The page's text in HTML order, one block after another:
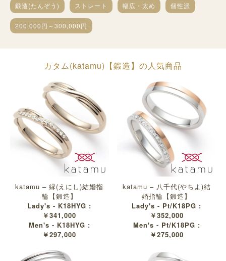
鍛造(たんぞう) ストレート 幅広・太め 個性派
200,000円～300,000円
カタム(katamu)【鍛造】の人気商品
katamu – 縁(えにし)結婚指
輪【鍛造】
Lady's - K18HYG :
￥341,000
Men's - K18HYG :
￥297,000
katamu – 八千代(やちよ)結
婚指輪【鍛造】
Lady's - Pt/K18PG :
￥352,000
Men's - Pt/K18PG :
￥275,000